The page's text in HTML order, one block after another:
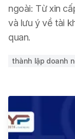
ngoài: Từ xin
và lưu ý về tài
quan.
thành lập doanh